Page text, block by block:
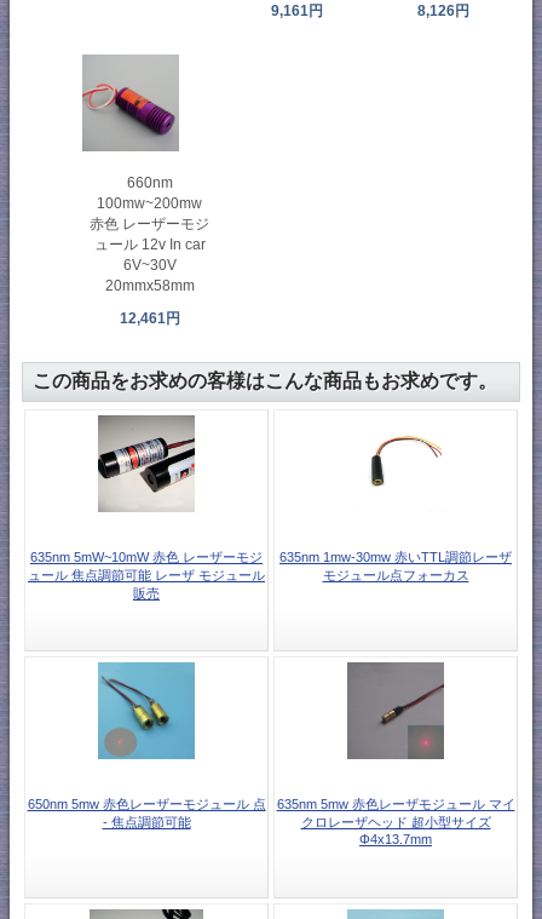
9,161円
8,126円
660nm
100mw~200mw
赤色 レーザーモジ
ュール 12v In car
6V~30V
20mmx58mm
12,461円
この商品をお求めの客様はこんな商品もお求めです。
635nm 5mW~10mW 赤色 レーザーモジ
ュール 焦点調節可能 レーザ モジュール
販売
635nm 1mw-30mw 赤いTTL調節レーザ
モジュール点フォーカス
650nm 5mw 赤色レーザーモジュール 点
- 焦点調節可能
635nm 5mw 赤色レーザモジュール マイ
クロレーザヘッド 超小型サイズ
Φ4x13.7mm